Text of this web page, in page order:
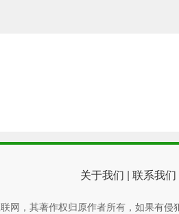
关于我们 | 联系我们
网，其著作权归原作者所有，如果有